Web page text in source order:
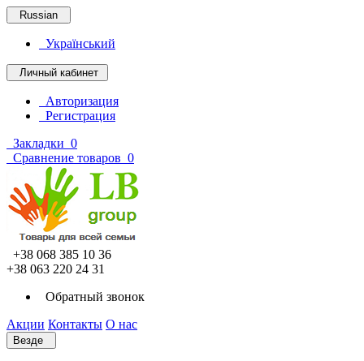
Russian
Український
Личный кабинет
Авторизация
Регистрация
Закладки 0
Сравнение товаров 0
+38 068 385 10 36
+38 063 220 24 31
Обратный звонок
Акции Контакты О нас
Везде